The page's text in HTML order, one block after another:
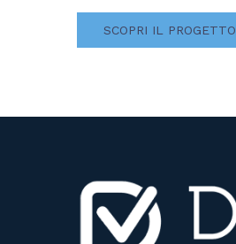
SCOPRI IL PROGETTO